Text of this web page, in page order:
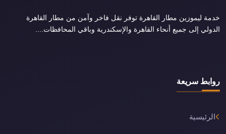
خدمة ليموزين مطار القاهرة توفر نقل فاخر وآمن من مطار القاهرة
الدولي إلى جميع أنحاء القاهرة والإسكندرية وباقي المحافظات....
روابط سريعة
الرئيسية